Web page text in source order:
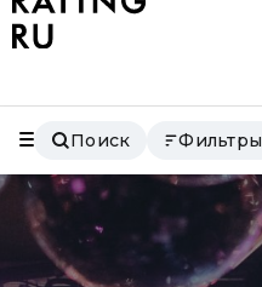
Поиск Фильтры